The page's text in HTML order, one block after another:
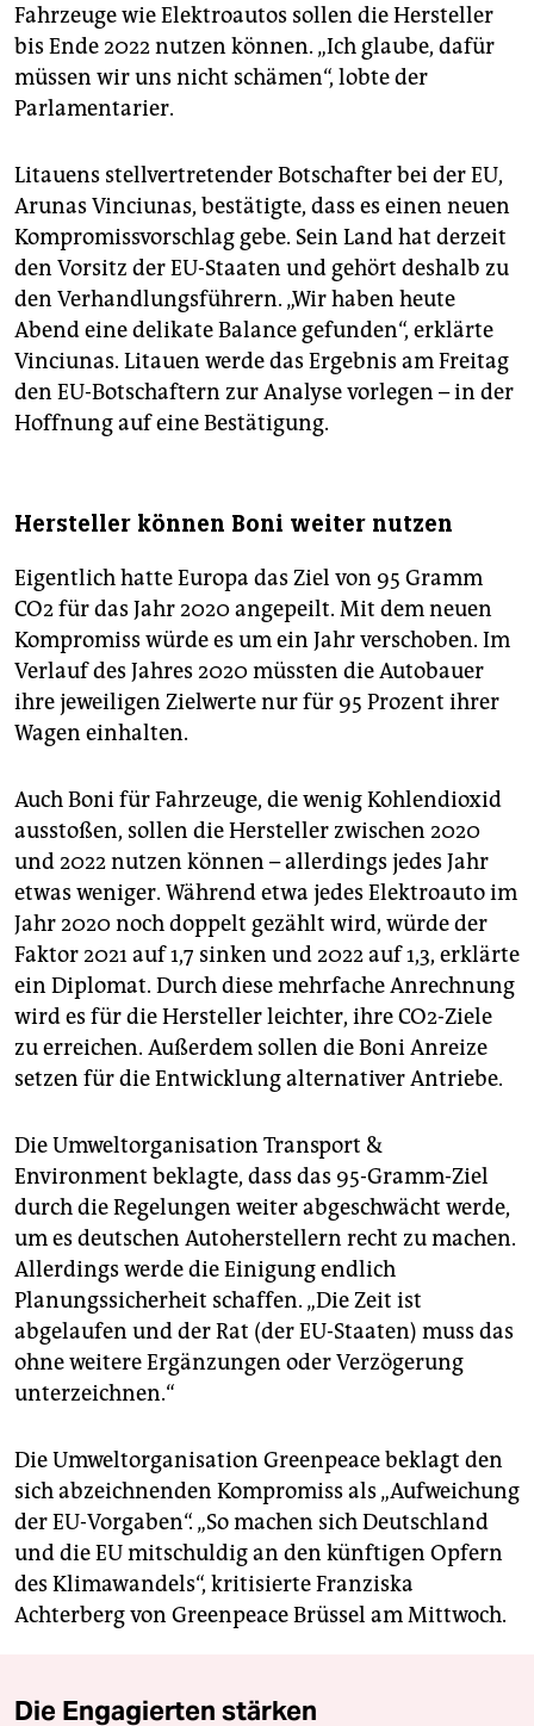
Fahrzeuge wie Elektroautos sollen die Hersteller
bis Ende 2022 nutzen können. „Ich glaube, dafür
müssen wir uns nicht schämen“, lobte der
Parlamentarier.
Litauens stellvertretender Botschafter bei der EU,
Arunas Vinciunas, bestätigte, dass es einen neuen
Kompromissvorschlag gebe. Sein Land hat derzeit
den Vorsitz der EU-Staaten und gehört deshalb zu
den Verhandlungsführern. „Wir haben heute
Abend eine delikate Balance gefunden“, erklärte
Vinciunas. Litauen werde das Ergebnis am Freitag
den EU-Botschaftern zur Analyse vorlegen – in der
Hoffnung auf eine Bestätigung.
Hersteller können Boni weiter nutzen
Eigentlich hatte Europa das Ziel von 95 Gramm
CO2 für das Jahr 2020 angepeilt. Mit dem neuen
Kompromiss würde es um ein Jahr verschoben. Im
Verlauf des Jahres 2020 müssten die Autobauer
ihre jeweiligen Zielwerte nur für 95 Prozent ihrer
Wagen einhalten.
Auch Boni für Fahrzeuge, die wenig Kohlendioxid
ausstoßen, sollen die Hersteller zwischen 2020
und 2022 nutzen können – allerdings jedes Jahr
etwas weniger. Während etwa jedes Elektroauto im
Jahr 2020 noch doppelt gezählt wird, würde der
Faktor 2021 auf 1,7 sinken und 2022 auf 1,3, erklärte
ein Diplomat. Durch diese mehrfache Anrechnung
wird es für die Hersteller leichter, ihre CO2-Ziele
zu erreichen. Außerdem sollen die Boni Anreize
setzen für die Entwicklung alternativer Antriebe.
Die Umweltorganisation Transport &
Environment beklagte, dass das 95-Gramm-Ziel
durch die Regelungen weiter abgeschwächt werde,
um es deutschen Autoherstellern recht zu machen.
Allerdings werde die Einigung endlich
Planungssicherheit schaffen. „Die Zeit ist
abgelaufen und der Rat (der EU-Staaten) muss das
ohne weitere Ergänzungen oder Verzögerung
unterzeichnen.“
Die Umweltorganisation Greenpeace beklagt den
sich abzeichnenden Kompromiss als „Aufweichung
der EU-Vorgaben“. „So machen sich Deutschland
und die EU mitschuldig an den künftigen Opfern
des Klimawandels“, kritisierte Franziska
Achterberg von Greenpeace Brüssel am Mittwoch.
Die Engagierten stärken